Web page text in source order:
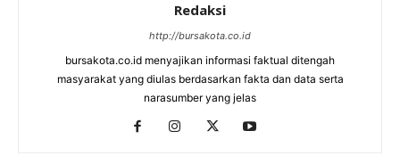
Redaksi
http://bursakota.co.id
bursakota.co.id menyajikan informasi faktual ditengah
masyarakat yang diulas berdasarkan fakta dan data serta
narasumber yang jelas